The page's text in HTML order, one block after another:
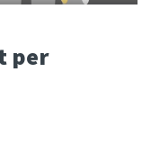
per